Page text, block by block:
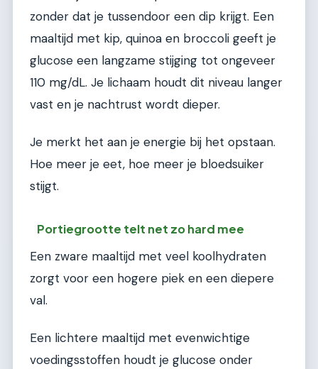
zonder dat je tussendoor een dip krijgt. Een
maaltijd met kip, quinoa en broccoli geeft je
glucose een langzame stijging tot ongeveer
110 mg/dL. Je lichaam houdt dit niveau langer
vast en je nachtrust wordt dieper.
Je merkt het aan je energie bij het opstaan.
Hoe meer je eet, hoe meer je bloedsuiker
stijgt.
Portiegrootte telt net zo hard mee
Een zware maaltijd met veel koolhydraten
zorgt voor een hogere piek en een diepere
val.
Een lichtere maaltijd met evenwichtige
voedingsstoffen houdt je glucose onder